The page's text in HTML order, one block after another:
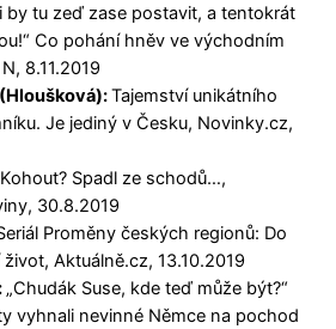
by tu zeď zase postavit, a tentokrát
Co pohání hněv ve východním
8.11.2019
Tajemství unikátního
Je jediný v Česku, Novinky.cz,
Spadl ze schodů…,
30.8.2019
Proměny českých regionů: Do
Aktuálně.cz, 13.10.2019
„Chudák Suse, kde teď může být?“
vyhnali nevinné Němce na pochod